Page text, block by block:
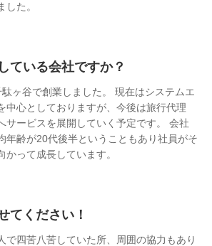
した。
ている会社ですか？
ヶ谷で創業しました。 現在はシステムエ
中心としておりますが、今後は旅行代理
サービスを展開していく予定です。 会社
年齢が20代後半ということもあり社員がそ
かって成長しています。
てください！
で四苦八苦していた所、周囲の協力もあり